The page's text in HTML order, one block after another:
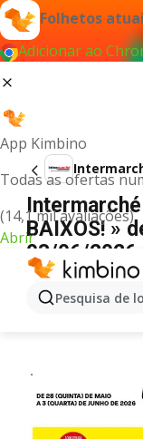
Folhetos
Adicionar ao
App Kimbino
Todas as ofertas
(14,1 mil avaliações)
Abrir
Pesquisa de
BAIXOS! »
03/06/2026